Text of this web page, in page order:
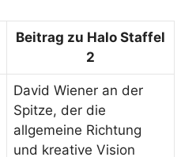
Beitrag zu Halo Staffel
2
David Wiener an der
Spitze, der die
allgemeine Richtung
und kreative Vision